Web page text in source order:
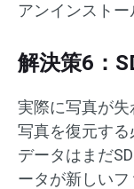
アンインストー
解決策6：
実際に写真が失
写真を復元す
データはまだ
ータが新しい